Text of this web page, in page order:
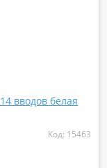
вводов белая
Код: 15463